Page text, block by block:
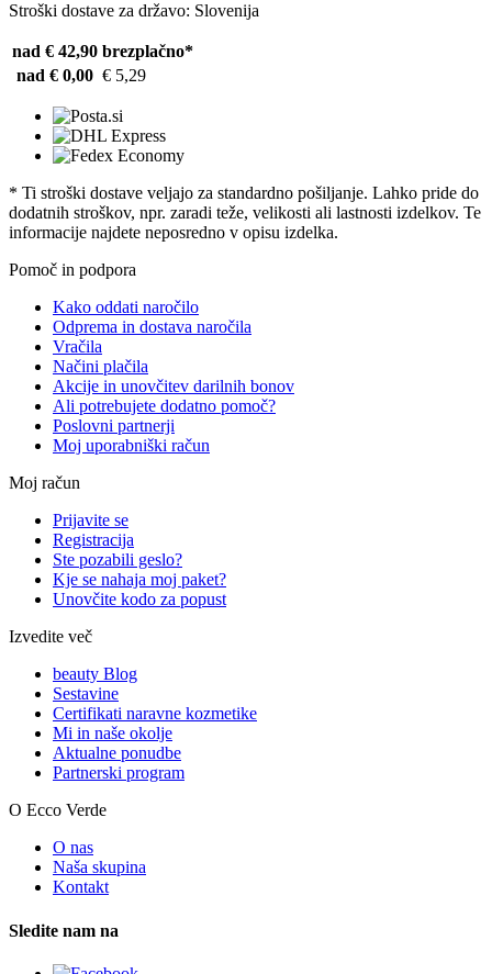
Stroški dostave za državo: Slovenija
nad € 42,90 brezplačno*
nad € 0,00 € 5,29
* Ti stroški dostave veljajo za standardno pošiljanje. Lahko pride do
dodatnih stroškov, npr. zaradi teže, velikosti ali lastnosti izdelkov. Te
informacije najdete neposredno v opisu izdelka.
Pomoč in podpora
Kako oddati naročilo
Odprema in dostava naročila
Vračila
Načini plačila
Akcije in unovčitev darilnih bonov
Ali potrebujete dodatno pomoč?
Poslovni partnerji
Moj uporabniški račun
Moj račun
Prijavite se
Registracija
Ste pozabili geslo?
Kje se nahaja moj paket?
Unovčite kodo za popust
Izvedite več
beauty Blog
Sestavine
Certifikati naravne kozmetike
Mi in naše okolje
Aktualne ponudbe
Partnerski program
O Ecco Verde
O nas
Naša skupina
Kontakt
Sledite nam na